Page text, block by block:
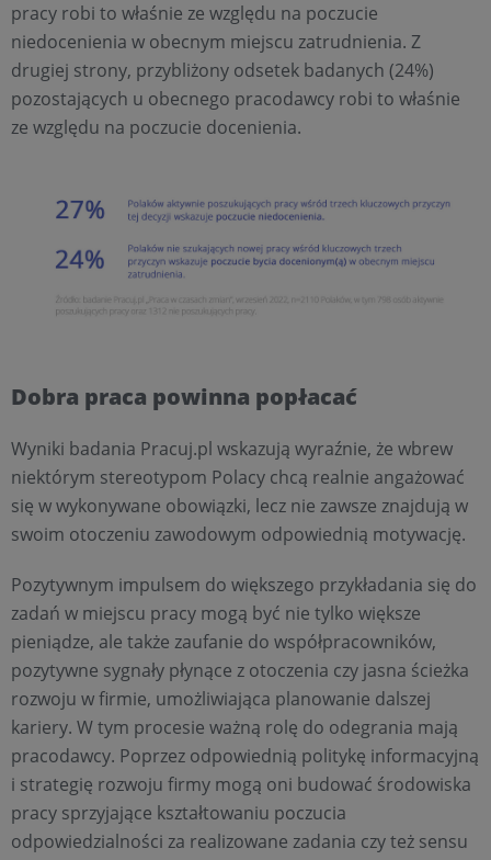
pracy robi to właśnie ze względu na poczucie
niedocenienia w obecnym miejscu zatrudnienia. Z
drugiej strony, przybliżony odsetek badanych (24%)
pozostających u obecnego pracodawcy robi to właśnie
ze względu na poczucie docenienia.
Dobra praca powinna popłacać
Wyniki badania Pracuj.pl wskazują wyraźnie, że wbrew
niektórym stereotypom Polacy chcą realnie angażować
się w wykonywane obowiązki, lecz nie zawsze znajdują w
swoim otoczeniu zawodowym odpowiednią motywację.
Pozytywnym impulsem do większego przykładania się do
zadań w miejscu pracy mogą być nie tylko większe
pieniądze, ale także zaufanie do współpracowników,
pozytywne sygnały płynące z otoczenia czy jasna ścieżka
rozwoju w firmie, umożliwiająca planowanie dalszej
kariery. W tym procesie ważną rolę do odegrania mają
pracodawcy. Poprzez odpowiednią politykę informacyjną
i strategię rozwoju firmy mogą oni budować środowiska
pracy sprzyjające kształtowaniu poczucia
odpowiedzialności za realizowane zadania czy też sensu